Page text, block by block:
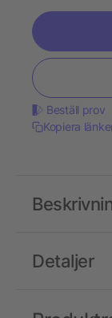
Beställ prov
Kopiera
Detaljer